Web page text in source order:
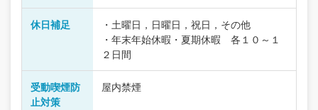
休日補足
・土曜日，日曜日，祝日，その他
・年末年始休暇・夏期休暇 各１０～１
２日間
受動喫煙防
止対策
屋内禁煙